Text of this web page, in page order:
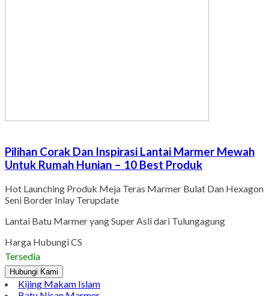
Pilihan Corak Dan Inspirasi Lantai Marmer Mewah
Untuk Rumah Hunian – 10 Best Produk
Hot Launching Produk Meja Teras Marmer Bulat Dan Hexagon
Seni Border Inlay Terupdate
Lantai Batu Marmer yang Super Asli dari Tulungagung
Harga Hubungi CS
Tersedia
Hubungi Kami
Kijing Makam Islam